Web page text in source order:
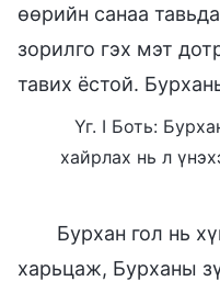
өөрийн санаа
зорилго гэх мэт
тавих ёстой.
Үг. I Боть:
хайрлах нь л
Бурхан гол нь
харьцаж, Бурханы